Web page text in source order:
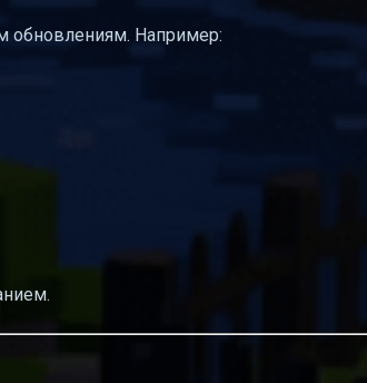
обновлениям. Например: